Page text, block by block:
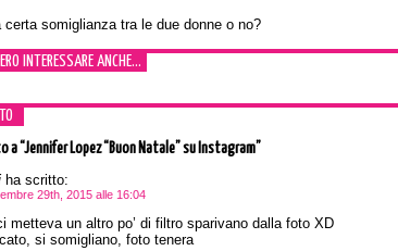
certa somiglianza tra le due donne o no?
INTERESSARE ANCHE...
a “Jennifer Lopez “Buon Natale” su Instagram”
ha scritto:
29th, 2015 alle 16:04
metteva un altro po’ di filtro sparivano dalla foto XD
si somigliano, foto tenera